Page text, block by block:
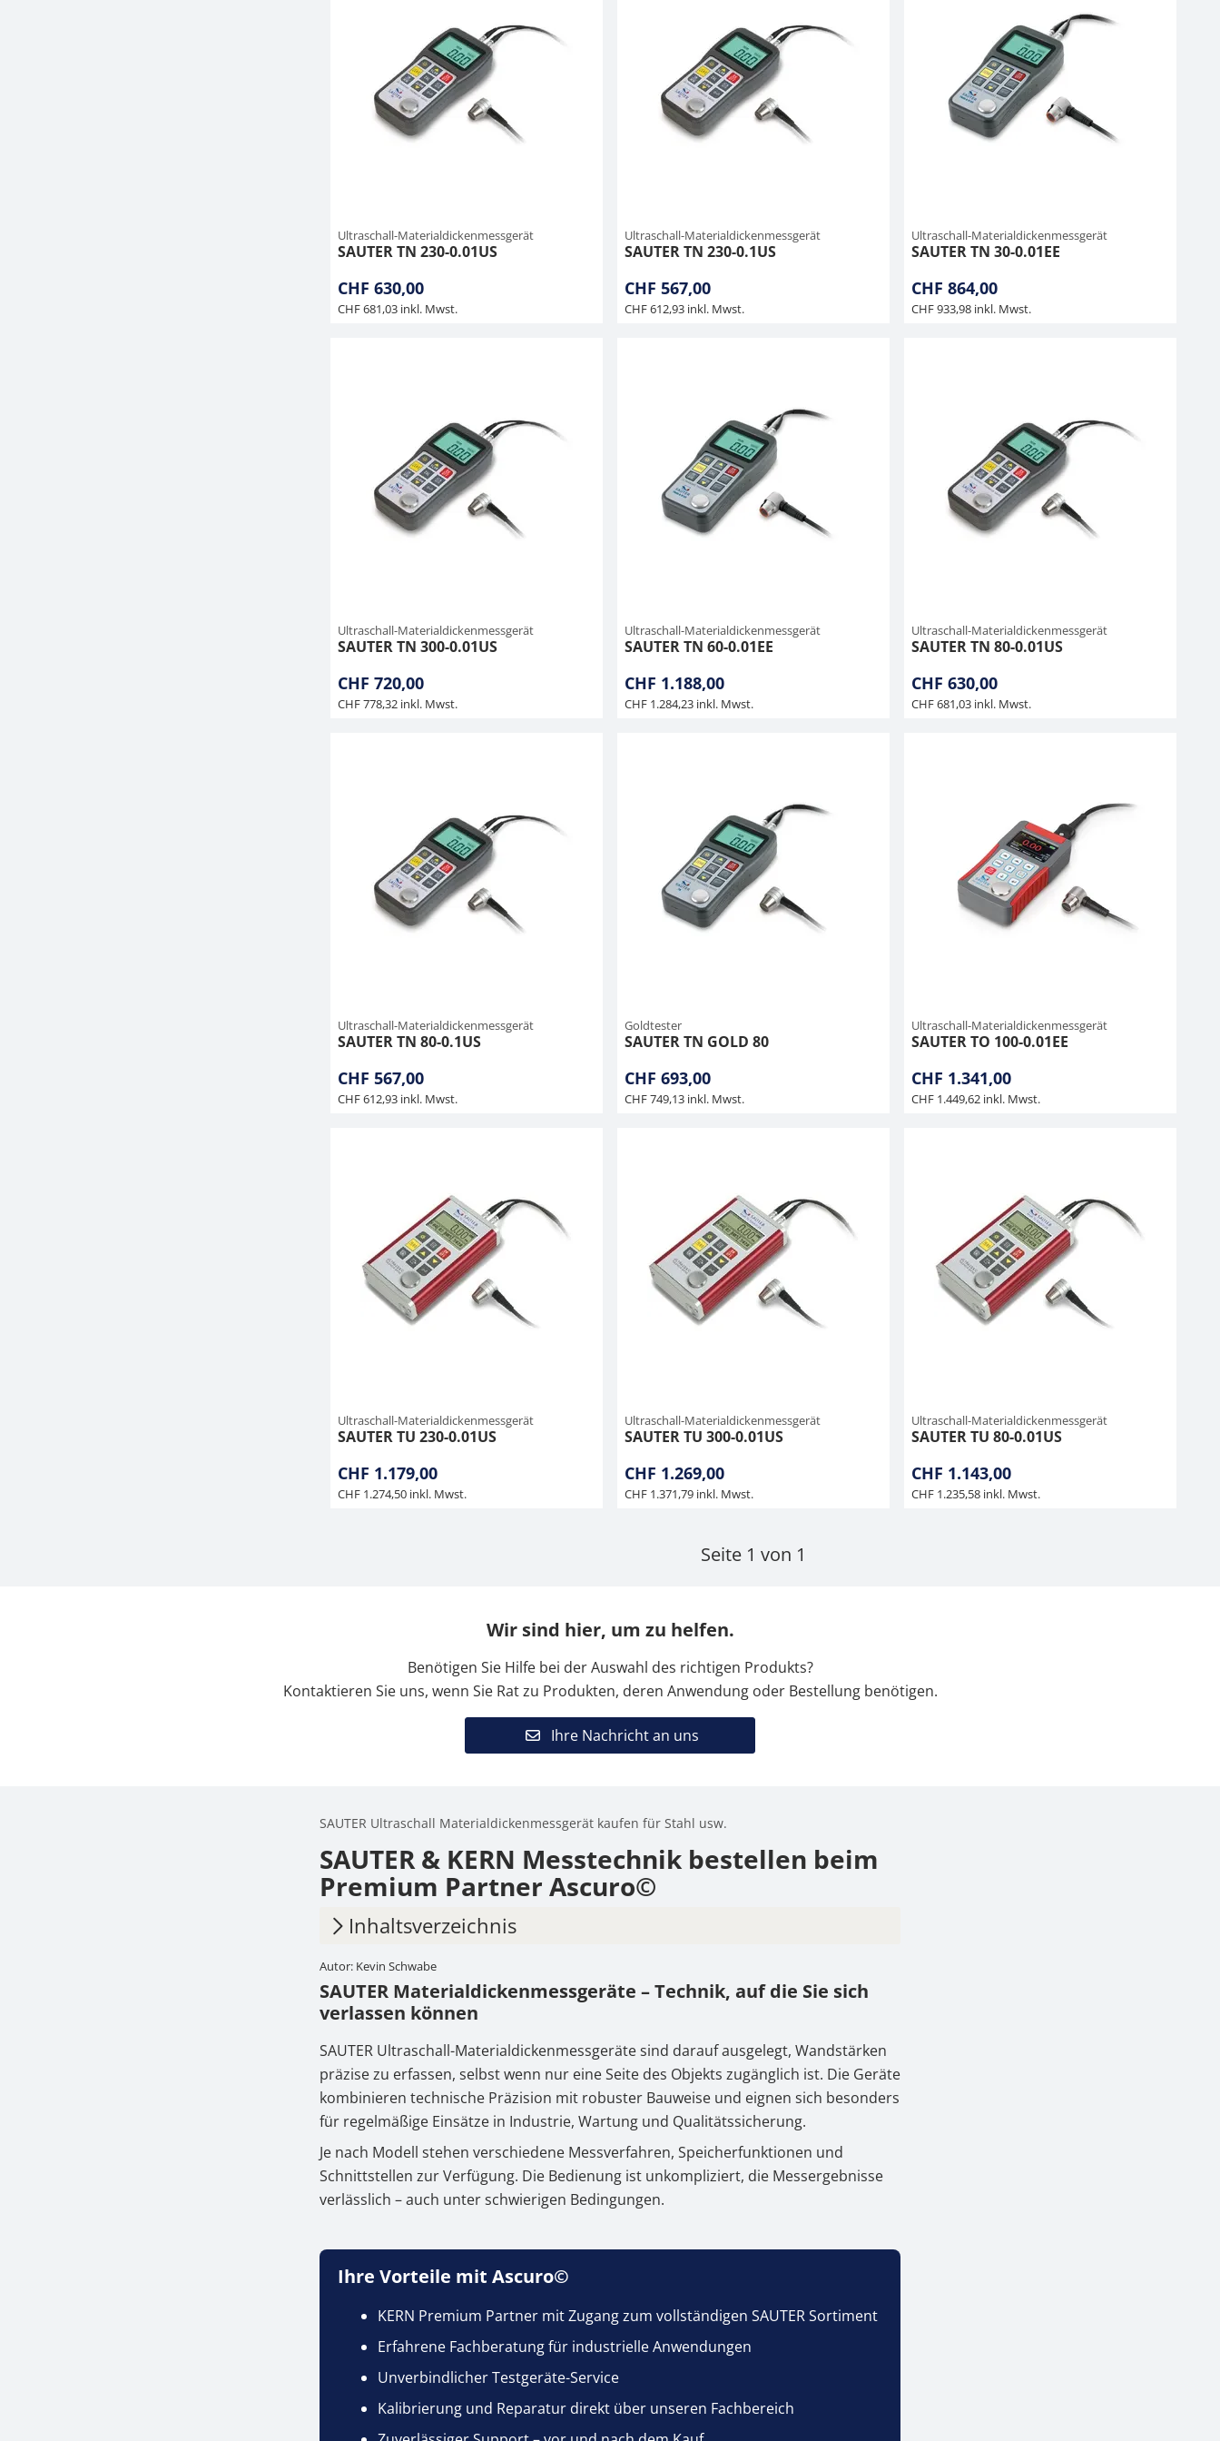
Ultraschall-Materialdickenmessgerät
SAUTER TN 230-0.01US
CHF 630,00
CHF 681,03 inkl. Mwst.
Ultraschall-Materialdickenmessgerät
SAUTER TN 230-0.1US
CHF 567,00
CHF 612,93 inkl. Mwst.
Ultraschall-Materialdickenmessgerät
SAUTER TN 30-0.01EE
CHF 864,00
CHF 933,98 inkl. Mwst.
Ultraschall-Materialdickenmessgerät
SAUTER TN 300-0.01US
CHF 720,00
CHF 778,32 inkl. Mwst.
Ultraschall-Materialdickenmessgerät
SAUTER TN 60-0.01EE
CHF 1.188,00
CHF 1.284,23 inkl. Mwst.
Ultraschall-Materialdickenmessgerät
SAUTER TN 80-0.01US
CHF 630,00
CHF 681,03 inkl. Mwst.
Ultraschall-Materialdickenmessgerät
SAUTER TN 80-0.1US
CHF 567,00
CHF 612,93 inkl. Mwst.
Goldtester
SAUTER TN GOLD 80
CHF 693,00
CHF 749,13 inkl. Mwst.
Ultraschall-Materialdickenmessgerät
SAUTER TO 100-0.01EE
CHF 1.341,00
CHF 1.449,62 inkl. Mwst.
Ultraschall-Materialdickenmessgerät
SAUTER TU 230-0.01US
CHF 1.179,00
CHF 1.274,50 inkl. Mwst.
Ultraschall-Materialdickenmessgerät
SAUTER TU 300-0.01US
CHF 1.269,00
CHF 1.371,79 inkl. Mwst.
Ultraschall-Materialdickenmessgerät
SAUTER TU 80-0.01US
CHF 1.143,00
CHF 1.235,58 inkl. Mwst.
Seite 1 von 1
Wir sind hier, um zu helfen.
Benötigen Sie Hilfe bei der Auswahl des richtigen Produkts?
Kontaktieren Sie uns, wenn Sie Rat zu Produkten, deren Anwendung oder Bestellung benötigen.
Ihre Nachricht an uns
SAUTER Ultraschall Materialdickenmessgerät kaufen für Stahl usw.
SAUTER & KERN Messtechnik bestellen beim
Premium Partner Ascuro©
Inhaltsverzeichnis
1. SAUTER Materialdickenmessgeräte – Technik, auf die Sie sich
verlassen können
Materialdickenmessgeräten
3. Jetzt SAUTER Materialdickenmessgerät kaufen bei Ascuro©
Autor: Kevin Schwabe
SAUTER Materialdickenmessgeräte – Technik, auf die Sie sich
verlassen können
SAUTER Ultraschall-Materialdickenmessgeräte sind darauf ausgelegt, Wandstärken
präzise zu erfassen, selbst wenn nur eine Seite des Objekts zugänglich ist. Die Geräte
kombinieren technische Präzision mit robuster Bauweise und eignen sich besonders
für regelmäßige Einsätze in Industrie, Wartung und Qualitätssicherung.
Je nach Modell stehen verschiedene Messverfahren, Speicherfunktionen und
Schnittstellen zur Verfügung. Die Bedienung ist unkompliziert, die Messergebnisse
verlässlich – auch unter schwierigen Bedingungen.
Ihre Vorteile mit Ascuro©
KERN Premium Partner mit Zugang zum vollständigen SAUTER Sortiment
Erfahrene Fachberatung für industrielle Anwendungen
Unverbindlicher Testgeräte-Service
Kalibrierung und Reparatur direkt über unseren Fachbereich